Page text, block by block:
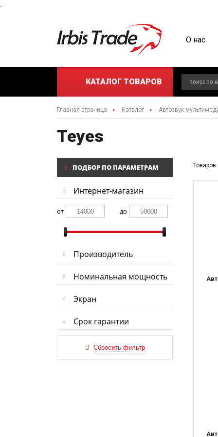
О нас
КАТАЛОГ ТОВАРОВ
Главная страница Каталог Автозвук
Teyes
ПОДБОР ПО ПАРАМЕТРАМ
Интернет-магазин
от до
Производитель
Номинальная мощность
Экран
Срок гарантии